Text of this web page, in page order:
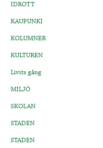
IDROTT
KAUPUNKI
KOLUMNER
KULTUREN
Livits gång
MILJÖ
SKOLAN
STADEN
STADEN